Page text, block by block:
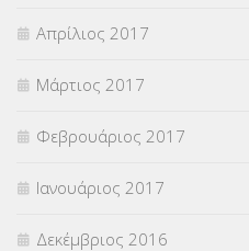
Απρίλιος 2017
Μάρτιος 2017
Φεβρουάριος 2017
Ιανουάριος 2017
Δεκέμβριος 2016